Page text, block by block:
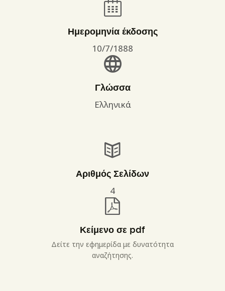
Ημερομηνία έκδοσης
10/7/1888
Γλώσσα
Ελληνικά
Αριθμός Σελίδων
4
Κείμενο σε pdf
Δείτε την εφημερίδα με δυνατότητα
αναζήτησης.